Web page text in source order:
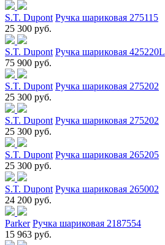
S.T. Dupont Ручка шариковая 275115
25 300 руб.
S.T. Dupont Ручка шариковая 425220L
75 900 руб.
S.T. Dupont Ручка шариковая 275202
25 300 руб.
S.T. Dupont Ручка шариковая 275202
25 300 руб.
S.T. Dupont Ручка шариковая 265205
25 300 руб.
S.T. Dupont Ручка шариковая 265002
24 200 руб.
Parker Ручка шариковая 2187554
15 963 руб.